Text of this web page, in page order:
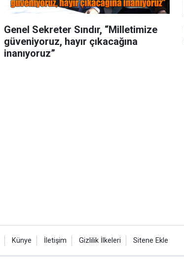
Genel Sekreter Sındır, “Milletimize
güveniyoruz, hayır çıkacağına
inanıyoruz”
Künye İletişim Gizlilik İlkeleri Sitene Ekle